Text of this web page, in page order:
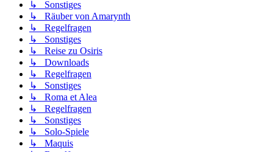
↳ Sonstiges
↳ Räuber von Amarynth
↳ Regelfragen
↳ Sonstiges
↳ Reise zu Osiris
↳ Downloads
↳ Regelfragen
↳ Sonstiges
↳ Roma et Alea
↳ Regelfragen
↳ Sonstiges
↳ Solo-Spiele
↳ Maquis